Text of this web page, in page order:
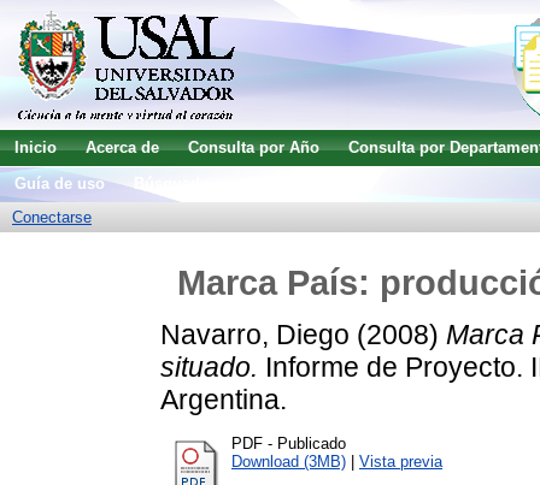
Inicio Acerca de Consulta por Año
Consulta por
Guía de uso
Conectarse
Marca País:
Navarro, Diego (2008) Marca
situado. Informe de Proyecto.
Argentina.
PDF - Publicado
Download (3MB)
Vista previa